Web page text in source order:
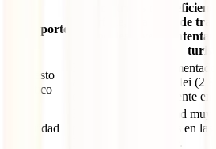
Transporte
El metro es muy
superficie, usa apps de
locales a veces
Impuesto
Turístico
En 2026 se ha
aproximadamente 10 lei (2
que se paga directamente
Seguridad
Bucarest es una ciudad muy
pertenencias vigiladas en